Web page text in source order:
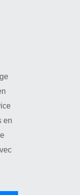
en